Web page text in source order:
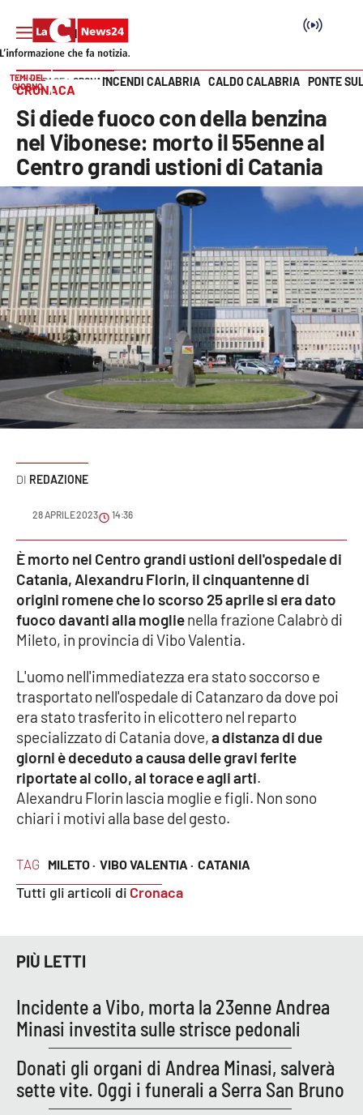
SEZIONI
Cronaca
Politica
Attualità
Economia e lavoro
Italia Mondo
Sanità
Sport
Meteo
Editoriali
VIDEO
Ambiente
Cronaca
Cultura
Economia e Lavoro
Sanità
Sport
RUBRICHE
Good Morning Vietnam
Parchi Marini Calabria
Vai
TEMI DEL
GIORNO
INCENDI CALABRIA CALDO CALABRIA PONTE
HOME PAGE CRONACA
CRONACA
Si diede fuoco con della benzina
nel Vibonese: morto il 55enne al
Centro grandi ustioni di Catania
REDAZIONE
28 APRILE 2023 14:36
TAG MILETO · VIBO VALENTIA · CATANIA
Tutti gli articoli di Cronaca
È morto nel Centro grandi ustioni dell'ospedale di
Catania, Alexandru Florin, il cinquantenne di
origini romene che lo scorso 25 aprile si era dato
fuoco davanti alla moglienella frazione Calabrò di
Mileto, in provincia di Vibo Valentia.
L'uomo nell'immediatezza era stato soccorso e
trasportato nell'ospedale di Catanzaro da dove poi
era stato trasferito in elicottero nel reparto
specializzato di Catania dove,a distanza di due
giorni è deceduto a causa delle gravi ferite
riportate al collo, al torace e agli arti.
Alexandru Florin lascia moglie e figli. Non sono
chiari i motivi alla base del gesto.
PIÙ LETTI
Incidente a Vibo, morta la 23enne Andrea
Minasi investita sulle strisce pedonali
Donati gli organi di Andrea Minasi, salverà
sette vite. Oggi i funerali a Serra San Bruno